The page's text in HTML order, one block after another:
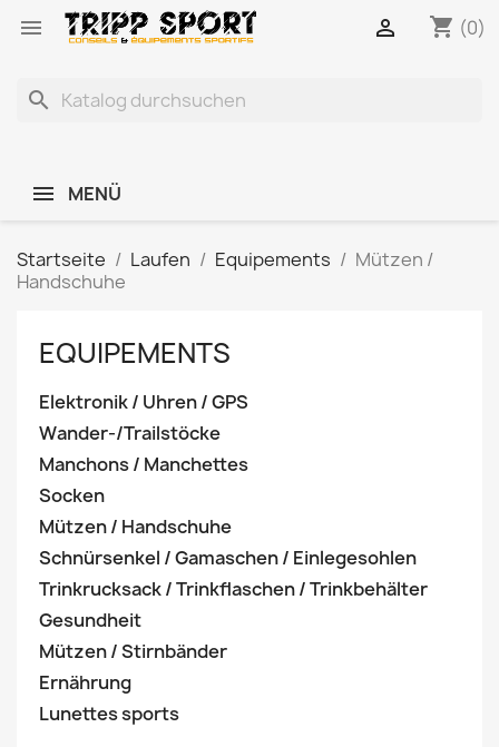
 shopping_cart (0)

search
MENÜ
Startseite Laufen Equipements
Mützen /
Handschuhe
EQUIPEMENTS
Elektronik / Uhren / GPS
Wander-/Trailstöcke
Manchons / Manchettes
Socken
Mützen / Handschuhe
Schnürsenkel / Gamaschen / Einlegesohlen
Trinkrucksack / Trinkflaschen / Trinkbehälter
Gesundheit
Mützen / Stirnbänder
Ernährung
Lunettes sports